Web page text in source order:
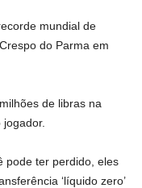
mundial de
do Parma em
de libras na
pode ter perdido, eles
‘líquido zero’